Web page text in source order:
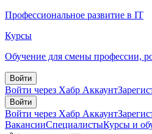
Профессиональное развитие в IT
Курсы
Обучение для смены профессии,
Войти
Войти через Хабр Аккаунт
Войти
Войти через Хабр Аккаунт
ВакансииСпециалистыКурсы и